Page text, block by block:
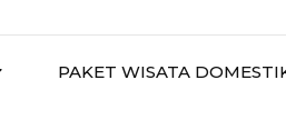
PAKET WISATA